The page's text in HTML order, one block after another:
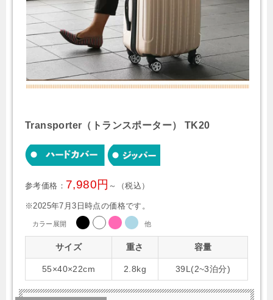
Transporter（トランスポーター） TK20
参考価格： 7,980円 ～（税込）
※2025年7月3日時点の価格です。
カラー展開 他
サイズ 重さ 容量
55×40×22cm 2.8kg 39L(2~3泊分)